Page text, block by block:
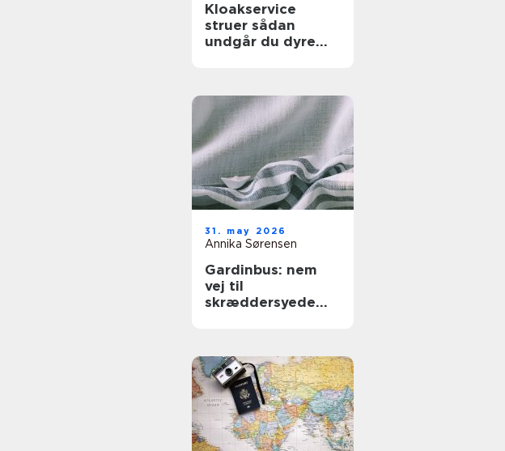
Kloakservice
struer sådan
undgår du dyre
31. may 2026
Annika Sørensen
Gardinbus: nem
vej til
skræddersyede